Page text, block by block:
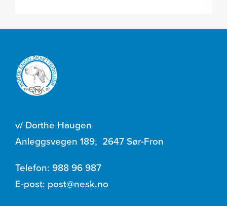
v/ Dorthe Haugen
Anleggsvegen 189, 2647 Sør-Fron
Telefon: 988 96 987
E-post: post@nesk.no